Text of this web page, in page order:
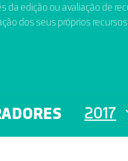
da edição ou avaliação de
dos seus próprios recursos.
2017